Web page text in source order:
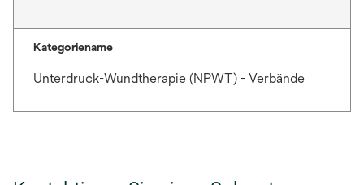
Kategoriename
Unterdruck-Wundtherapie (NPWT) - Verbände